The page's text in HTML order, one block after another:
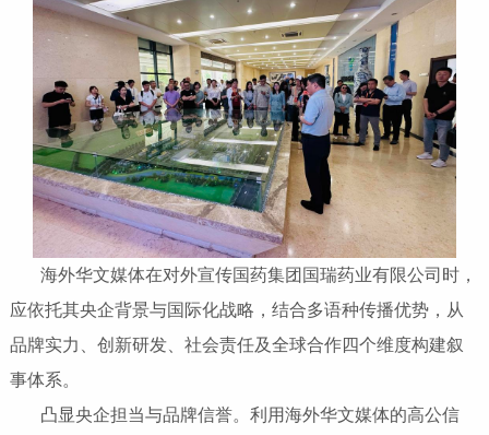
海外华文媒体在对外宣传国药集团国瑞药业有限公司时，
应依托其央企背景与国际化战略，结合多语种传播优势，从
品牌实力、创新研发、社会责任及全球合作四个维度构建叙
事体系。
凸显央企担当与品牌信誉‌。利用海外华文媒体的高公信